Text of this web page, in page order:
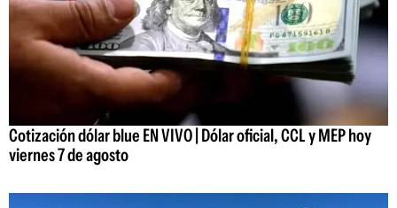
Cotización dólar blue EN VIVO | Dólar oficial, CCL y MEP hoy
viernes 7 de agosto